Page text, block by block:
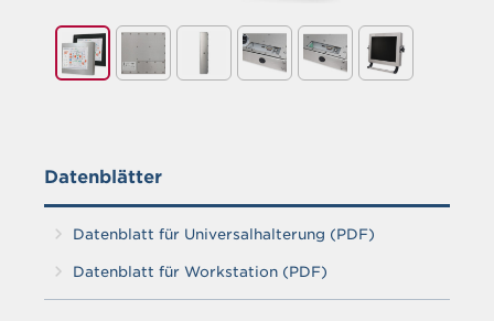
Griff für Monitore für universelle Befestigung
Datenblätter
Datenblatt für Universalhalterung (PDF)
Datenblatt für Workstation (PDF)